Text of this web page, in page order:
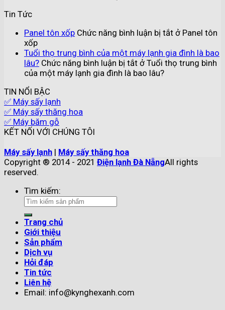
Tin Tức
Panel tôn xốp Chức năng bình luận bị tắt ở Panel tôn
xốp
Tuổi thọ trung bình của một máy lạnh gia đình là bao
lâu? Chức năng bình luận bị tắt ở Tuổi thọ trung bình
của một máy lạnh gia đình là bao lâu?
TIN NỔI BẬC
✅ Máy sấy lạnh
✅ Máy sấy thăng hoa
✅ Máy băm gỗ
KẾT NỐI VỚI CHÚNG TÔI
Máy sấy lạnh | Máy sấy thăng hoa
Copyright ® 2014 - 2021 Điện lạnh Đà NẵngAll rights
reserved.
Tìm kiếm:
Trang chủ
Giới thiệu
Sản phẩm
Dịch vụ
Hỏi đáp
Tin tức
Liên hệ
Email: info@kynghexanh.com